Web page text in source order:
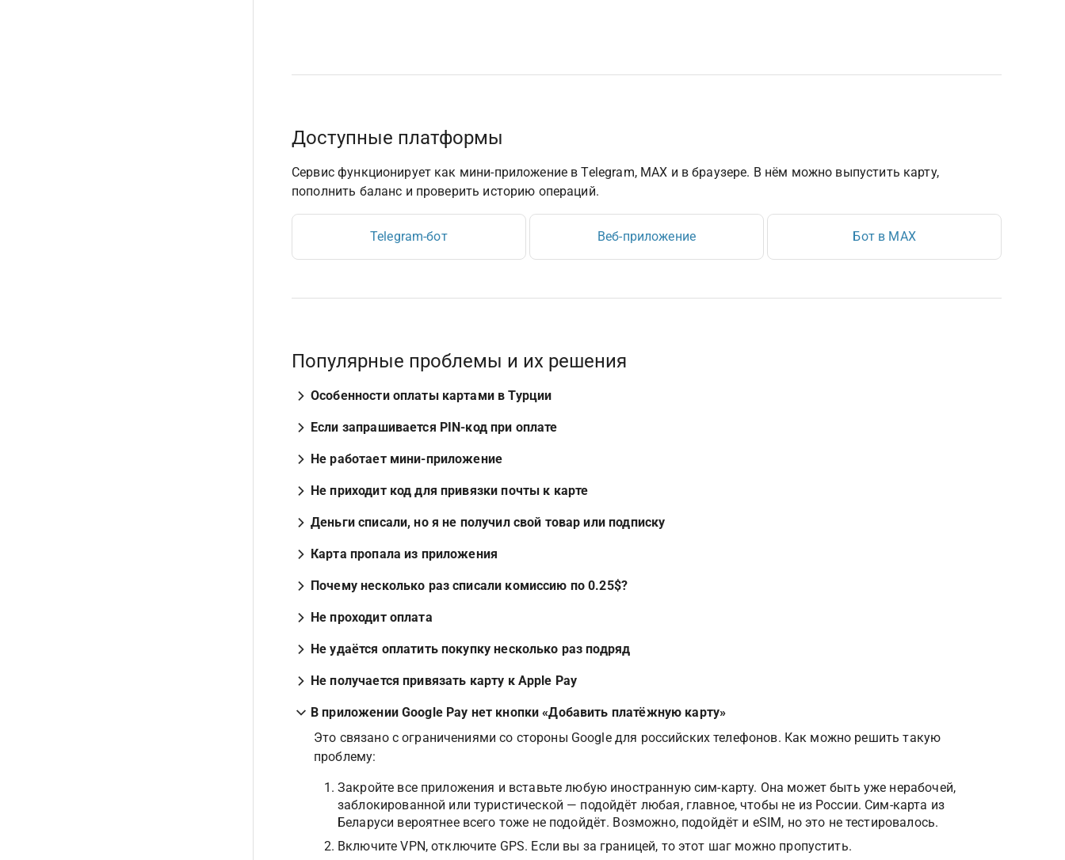
Доступные платформы
Сервис функционирует как мини-приложение в Telegram, MAX и в браузере. В нём можно выпустить карту,
пополнить баланс и проверить историю операций.
Telegram-бот Веб-приложение Бот в MAX
Популярные проблемы и их решения
Особенности оплаты картами в Турции
Если запрашивается PIN-код при оплате
Не работает мини-приложение
Не приходит код для привязки почты к карте
Деньги списали, но я не получил свой товар или подписку
Карта пропала из приложения
Почему несколько раз списали комиссию по 0.25$?
Не проходит оплата
Не удаётся оплатить покупку несколько раз подряд
Не получается привязать карту к Apple Pay
В приложении Google Pay нет кнопки «Добавить платёжную карту»
Это связано с ограничениями со стороны Google для российских телефонов. Как можно решить такую
проблему:
Закройте все приложения и вставьте любую иностранную сим-карту. Она может быть уже нерабочей,
заблокированной или туристической — подойдёт любая, главное, чтобы не из России. Сим-карта из
Беларуси вероятнее всего тоже не подойдёт. Возможно, подойдёт и eSIM, но это не тестировалось.
Включите VPN, отключите GPS. Если вы за границей, то этот шаг можно пропустить.